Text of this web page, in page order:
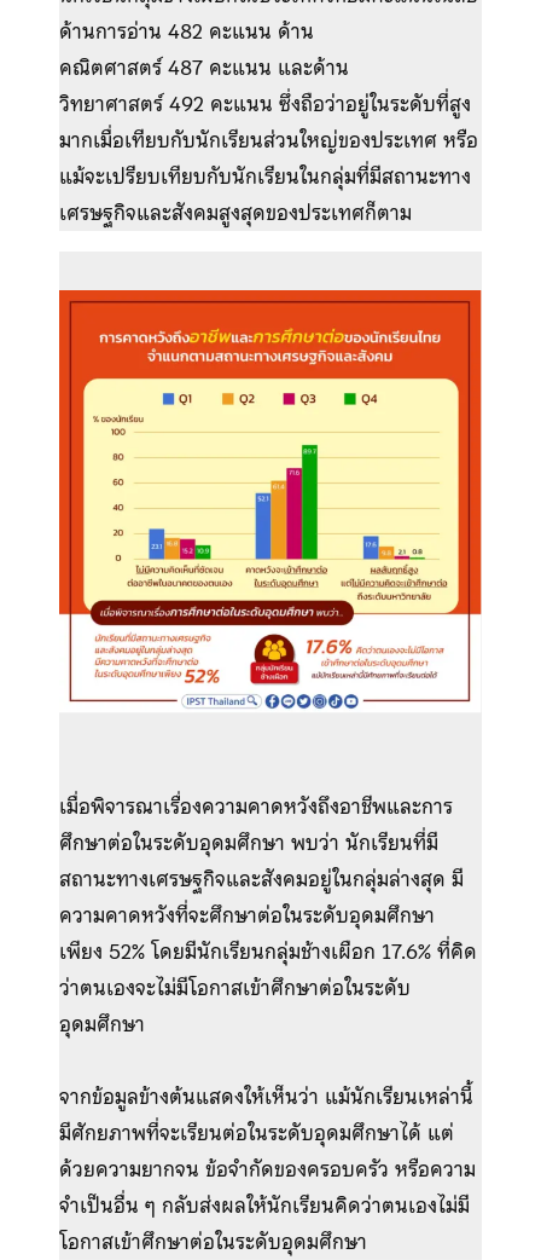
ด้านการอ่าน 482 คะแนน ด้าน
คณิตศาสตร์ 487 คะแนน และด้าน
วิทยาศาสตร์ 492 คะแนน ซึ่งถือว่าอยู่ในระดับที่สูง
มากเมื่อเทียบกับนักเรียนส่วนใหญ่ของประเทศ หรือ
แม้จะเปรียบเทียบกับนักเรียนในกลุ่มที่มีสถานะทาง
เศรษฐกิจและสังคมสูงสุดของประเทศก็ตาม
เมื่อพิจารณาเรื่องความคาดหวังถึงอาชีพและการ
ศึกษาต่อในระดับอุดมศึกษา พบว่า นักเรียนที่มี
สถานะทางเศรษฐกิจและสังคมอยู่ในกลุ่มล่างสุด มี
ความคาดหวังที่จะศึกษาต่อในระดับอุดมศึกษา
เพียง 52% โดยมีนักเรียนกลุ่มช้างเผือก 17.6% ที่คิด
ว่าตนเองจะไม่มีโอกาสเข้าศึกษาต่อในระดับ
อุดมศึกษา
จากข้อมูลข้างต้นแสดงให้เห็นว่า แม้นักเรียนเหล่านี้
มีศักยภาพที่จะเรียนต่อในระดับอุดมศึกษาได้ แต่
ด้วยความยากจน ข้อจำกัดของครอบครัว หรือความ
จำเป็นอื่น ๆ กลับส่งผลให้นักเรียนคิดว่าตนเองไม่มี
โอกาสเข้าศึกษาต่อในระดับอุดมศึกษา